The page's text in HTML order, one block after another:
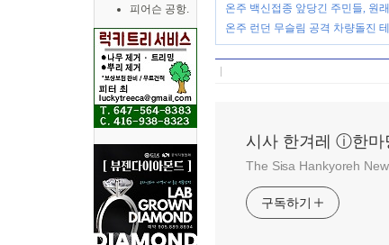
피어슨 공항.
온주 백신접종 앞당긴 주민들, 원
온주 런던 무슬림 공격 차량돌진
시사 한겨레 ⓘ한마
The Sisa Hankyoreh
구독하기